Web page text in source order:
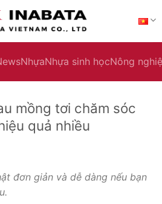
NhựaNhựa sinh họcNông
mồng tơi chăm sóc
quả nhiều
đơn giản và dễ dàng nếu bạn